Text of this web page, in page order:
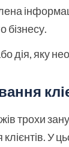
бізнесу.
дія, яку
трохи
У